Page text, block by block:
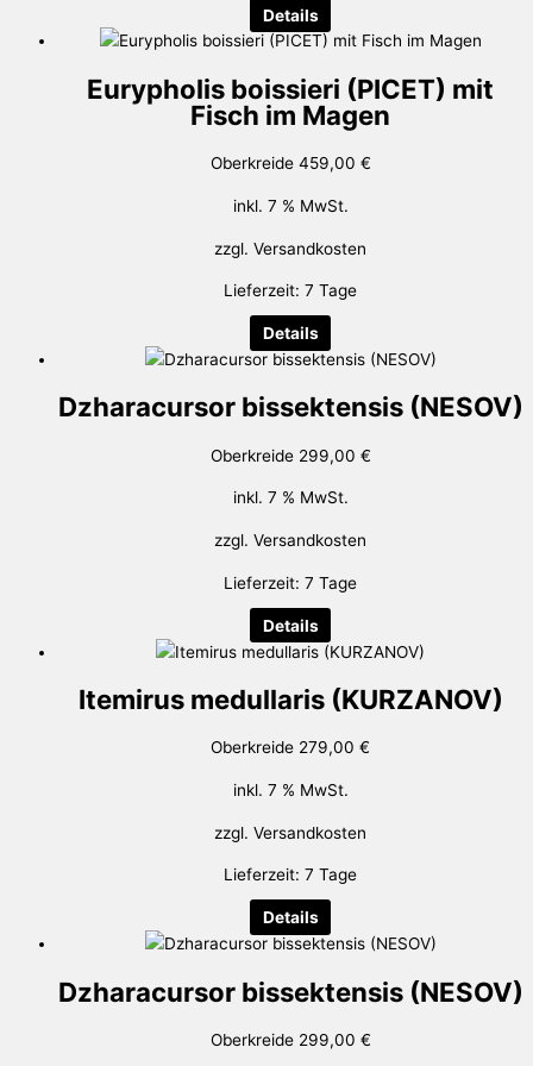
Details
Eurypholis boissieri (PICET) mit
Fisch im Magen
Oberkreide 459,00 €
inkl. 7 % MwSt.
zzgl. Versandkosten
Lieferzeit: 7 Tage
Details
Dzharacursor bissektensis (NESOV)
Oberkreide 299,00 €
inkl. 7 % MwSt.
zzgl. Versandkosten
Lieferzeit: 7 Tage
Details
Itemirus medullaris (KURZANOV)
Oberkreide 279,00 €
inkl. 7 % MwSt.
zzgl. Versandkosten
Lieferzeit: 7 Tage
Details
Dzharacursor bissektensis (NESOV)
Oberkreide 299,00 €